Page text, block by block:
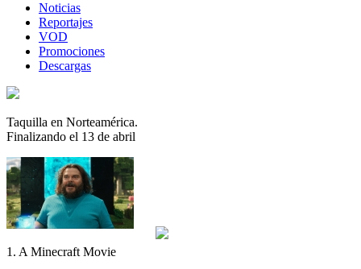
Noticias
Reportajes
VOD
Promociones
Descargas
Taquilla en Norteamérica.
Finalizando el 13 de abril
1. A Minecraft Movie